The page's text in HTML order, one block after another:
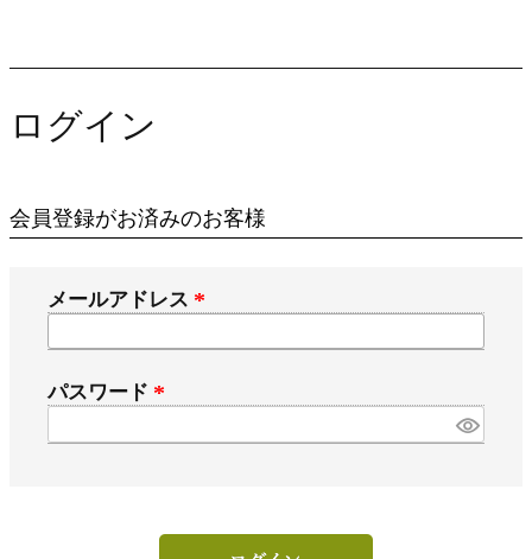
ログイン
会員登録がお済みのお客様
メールアドレス
必
パスワード
必